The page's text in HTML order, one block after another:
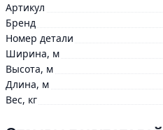
Артикул
Бренд
Номер детали
Ширина, м
Высота, м
Длина, м
Вес, кг